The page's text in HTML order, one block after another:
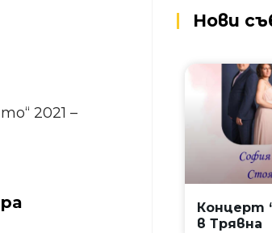
2021 –
Нови
Концерт
в Трявна